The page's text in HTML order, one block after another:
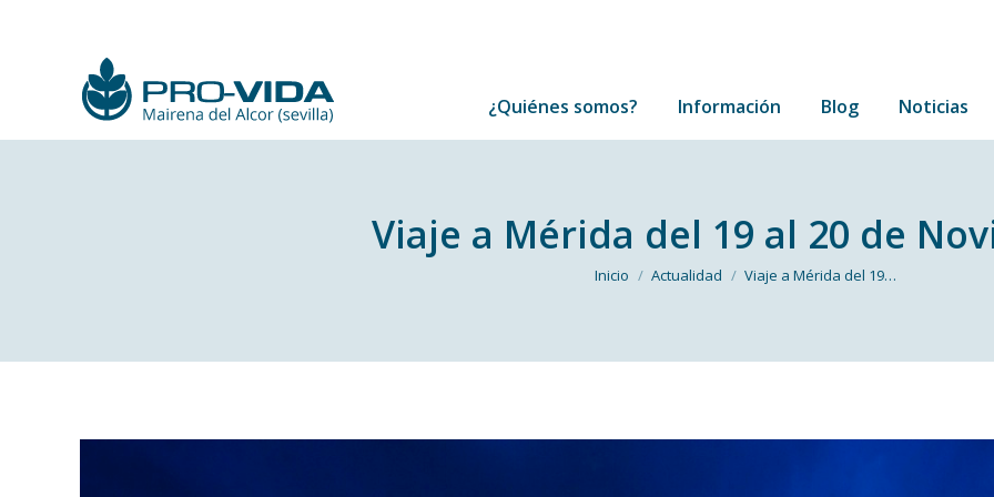
¿Quiénes somos? Información Blog Noticias
Viaje a Mérida del 19 al 20 de
Estás aquí:
Inicio Actualidad Viaje a Mérida del 19…